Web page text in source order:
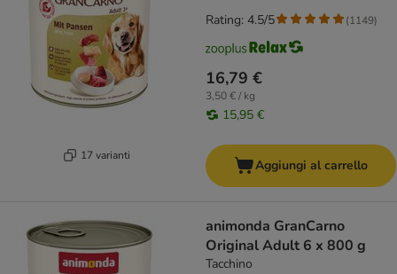
17 varianti
16,79 €
3,50 € / kg
15,95 €
Rating: 4.5/5 (1149)
Aggiungi al carrello
animonda GranCarno
Original Adult 6 x 800 g
Tacchino